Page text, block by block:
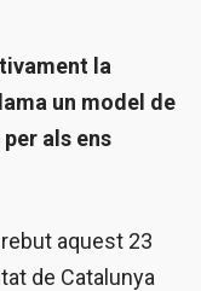
la
un model de
als ens
rebut aquest 23
de Catalunya